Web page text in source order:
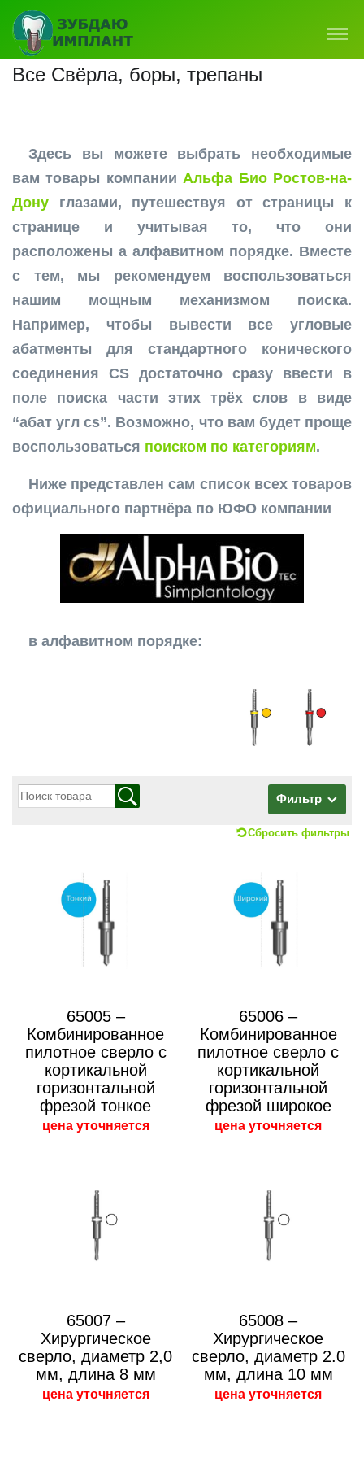
Все Свёрла, боры, трепаны
Здесь вы можете выбрать необходимые
вам товары компанииАльфа Био Ростов-на-
Дону глазами, путешествуя от страницы к
странице и учитывая то, что они
расположены а алфавитном порядке. Вместе
с тем, мы рекомендуем воспользоваться
нашим мощным механизмом поиска.
Например, чтобы вывести все угловые
абатменты для стандартного конического
соединения CS достаточно сразу ввести в
поле поиска части этих трёх слов в виде
“абат угл cs”. Возможно, что вам будет проще
воспользоваться поиском по категориям.
Ниже представлен сам список всех товаров
официального партнёра по ЮФО компании
в алфавитном порядке:
Фильтр
Сбросить фильтры
65005 –
Комбинированное
пилотное сверло с
кортикальной
горизонтальной
фрезой тонкое
цена уточняется
65006 –
Комбинированное
пилотное сверло с
кортикальной
горизонтальной
фрезой широкое
цена уточняется
65007 –
Хирургическое
сверло, диаметр 2,0
мм, длина 8 мм
цена уточняется
65008 –
Хирургическое
сверло, диаметр 2.0
мм, длина 10 мм
цена уточняется